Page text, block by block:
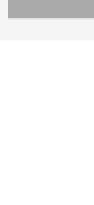
これらの情報を権利者の許
当サイトに掲載している内
弊社の見解・ 意見ではない
このサイトでは Cookie を